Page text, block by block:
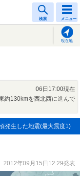
検索 メニュー
現在地
06日17:00現在
約130kmを西北西に進んで
発生した地震(最大震度1)
2012年09月15日12:29発表